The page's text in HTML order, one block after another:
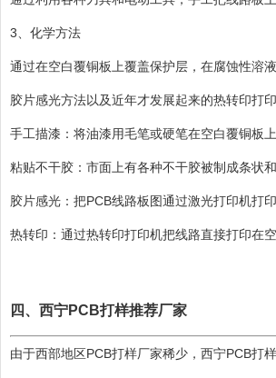
3、化学方法
通过在空白覆铜板上覆盖保护层，在腐蚀性溶
胶片感光方法以及近年才发展起来的热转印打印
手工描漆：将油漆用毛笔或硬笔在空白覆铜板
粘贴不干胶：市面上有各种不干胶被制成条状
胶片感光：把PCB线路板图通过激光打印机打
热转印：通过热转印打印机把线路直接打印在
四、西宁PCB打样推荐厂家
由于西部地区PCB打样厂家稀少，西宁PCB打